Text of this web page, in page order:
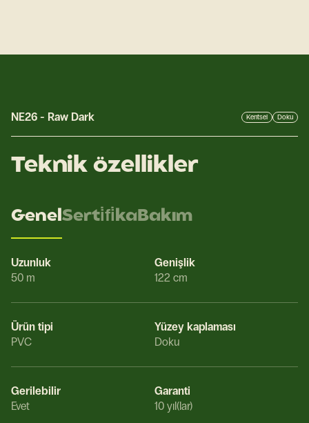
NE26 - Raw Dark Kentsel Doku
Teknik özellikler
GenelSerti̇fi̇kaBakım
Uzunluk
50 m
Genişlik
122 cm
Ürün tipi
PVC
Yüzey kaplaması
Doku
Gerilebilir
Evet
Garanti
10 yıl(lar)